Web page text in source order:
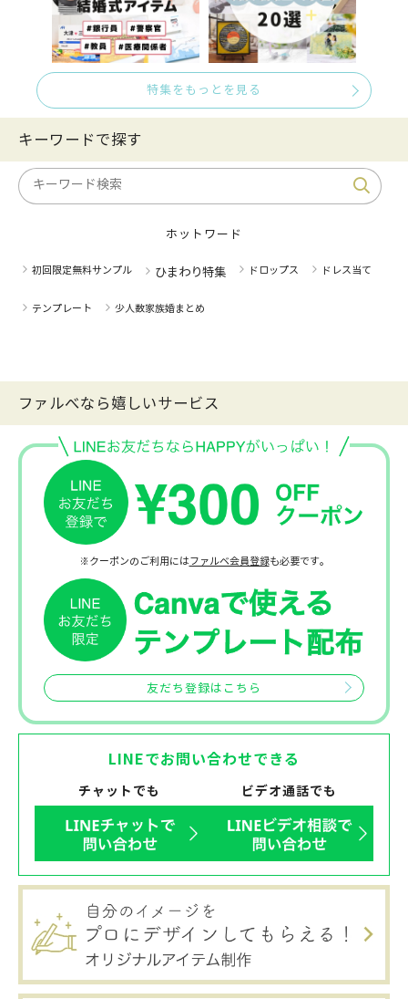
特集をもっとを見る
キーワードで探す
ホットワード
初回限定無料サンプル ひまわり特集 ドロップス ドレス当て
テンプレート 少人数家族婚まとめ
ファルべなら嬉しいサービス
※クーポンのご利用にはファルベ会員登録も必要です。
友だち登録はこちら
LINEでお問い合わせできる
チャットでも ビデオ通話でも